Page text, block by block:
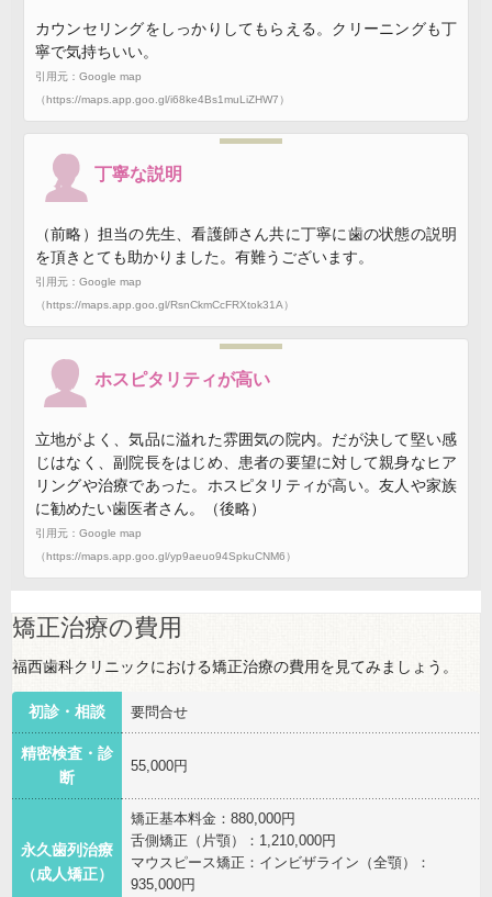
カウンセリングをしっかりしてもらえる。クリーニングも丁
寧で気持ちいい。
引用元：Google map
（https://maps.app.goo.gl/i68ke4Bs1muLiZHW7）
丁寧な説明
（前略）担当の先生、看護師さん共に丁寧に歯の状態の説明
を頂きとても助かりました。有難うございます。
引用元：Google map
（https://maps.app.goo.gl/RsnCkmCcFRXtok31A）
ホスピタリティが高い
立地がよく、気品に溢れた雰囲気の院内。だが決して堅い感
じはなく、副院長をはじめ、患者の要望に対して親身なヒア
リングや治療であった。ホスピタリティが高い。友人や家族
に勧めたい歯医者さん。（後略）
引用元：Google map
（https://maps.app.goo.gl/yp9aeuo94SpkuCNM6）
矯正治療の費用
福西歯科クリニックにおける矯正治療の費用を見てみましょう。
初診・相談 要問合せ
精密検査・診
断
55,000円
永久歯列治療
（成人矯正）
矯正基本料金：880,000円
舌側矯正（片顎）：1,210,000円
マウスピース矯正：インビザライン（全顎）：
935,000円